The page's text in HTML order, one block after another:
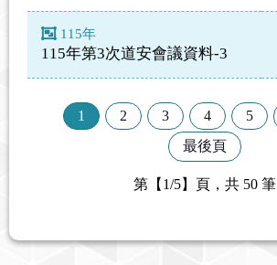
115年
115年第3次道安會議資料-3
1 2 3 4 5
最後頁
第【1/5】頁，共 50 筆